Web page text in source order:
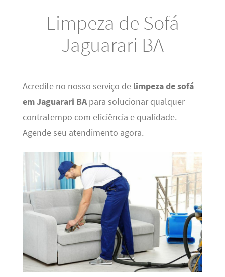
Limpeza de Sofá
Jaguarari BA
Acredite no nosso serviço de limpeza de sofá
em Jaguarari BApara solucionar qualquer
contratempo com eficiência e qualidade.
Agende seu atendimento agora.